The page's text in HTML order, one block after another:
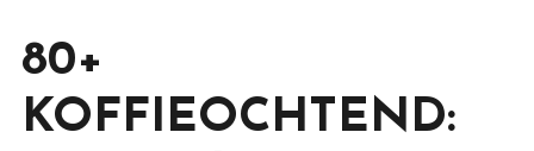
80+
KOFFIEOCHTEND: